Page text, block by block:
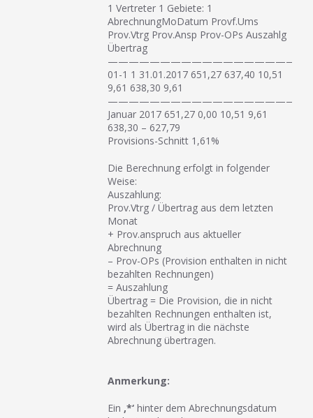
1 Vertreter 1 Gebiete: 1
AbrechnungMoDatum Provf.Ums
Prov.Vtrg Prov.Ansp Prov-OPs Auszahlg
Übertrag
01-1 1 31.01.2017 651,27 637,40 10,51
9,61 638,30 9,61
Januar 2017 651,27 0,00 10,51 9,61
638,30 – 627,79
Provisions-Schnitt 1,61%
Die Berechnung erfolgt in folgender
Weise:
Auszahlung:
Prov.Vtrg / Übertrag aus dem letzten
Monat
+ Prov.anspruch aus aktueller
Abrechnung
– Prov-OPs (Provision enthalten in nicht
bezahlten Rechnungen)
= Auszahlung
Übertrag = Die Provision, die in nicht
bezahlten Rechnungen enthalten ist,
wird als Übertrag in die nächste
Abrechnung übertragen.
Anmerkung:
Ein ‚*‘ hinter dem Abrechnungsdatum